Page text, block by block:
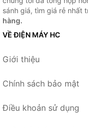
sánh giá, tìm giá rẻ nhất
hàng.
VỀ ĐIỆN MÁY HC
Giới thiệu
Chính sách bảo mật
Điều khoản sử dụng